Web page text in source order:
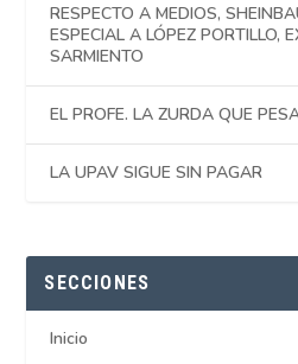
RESPECTO A MEDIOS,
ESPECIAL A LÓPEZ PORTILLO,
SARMIENTO
EL PROFE. LA ZURDA QUE
LA UPAV SIGUE SIN PAGAR
SECCIONES
Inicio